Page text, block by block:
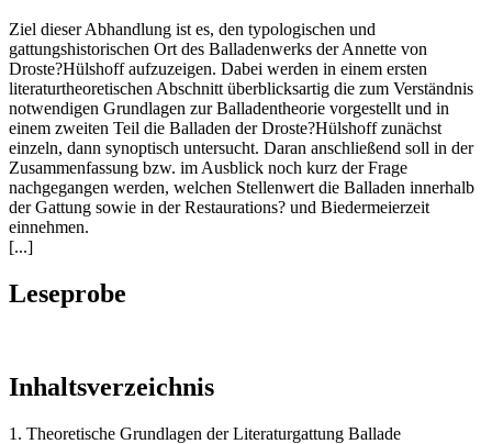
Ziel dieser Abhandlung ist es, den typologischen und
gattungshistorischen Ort des Balladenwerks der Annette von
Droste?Hülshoff aufzuzeigen. Dabei werden in einem ersten
literaturtheoretischen Abschnitt überblicksartig die zum Verständnis
notwendigen Grundlagen zur Balladentheorie vorgestellt und in
einem zweiten Teil die Balladen der Droste?Hülshoff zunächst
einzeln, dann synoptisch untersucht. Daran anschließend soll in der
Zusammenfassung bzw. im Ausblick noch kurz der Frage
nachgegangen werden, welchen Stellenwert die Balladen innerhalb
der Gattung sowie in der Restaurations? und Biedermeierzeit
einnehmen.
[...]
Leseprobe
Inhaltsverzeichnis
1. Theoretische Grundlagen der Literaturgattung Ballade